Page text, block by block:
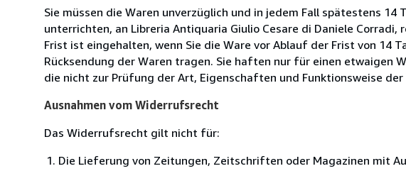
Sie müssen die Waren unverzüglich und in jedem Fall spätestens
unterrichten, an Libreria Antiquaria Giulio Cesare di Daniele Corradi,
Frist ist eingehalten, wenn Sie die Ware vor Ablauf der Frist von 14
Rücksendung der Waren tragen. Sie haften nur für einen etwaigen
die nicht zur Prüfung der Art, Eigenschaften und Funktionsweise
Ausnahmen vom Widerrufsrecht
Das Widerrufsrecht gilt nicht für:
Die Lieferung von Zeitungen, Zeitschriften oder Magazinen mit